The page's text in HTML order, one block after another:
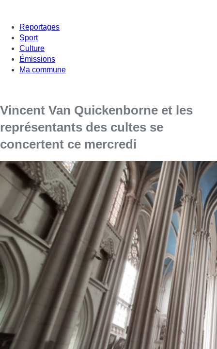
Reportages
Sport
Culture
Émissions
Ma commune
Vincent Van Quickenborne et les
représentants des cultes se
concertent ce mercredi